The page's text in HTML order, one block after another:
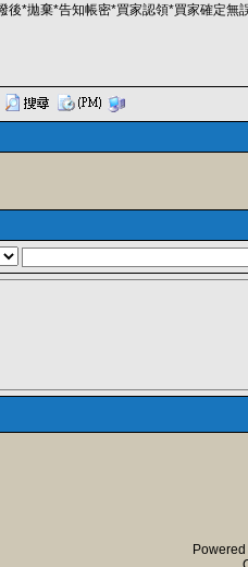
後*拋棄*告知帳密*買家認領*買家確定無